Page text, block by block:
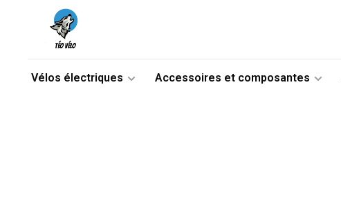
Vélos électriques Accessoires et composantes